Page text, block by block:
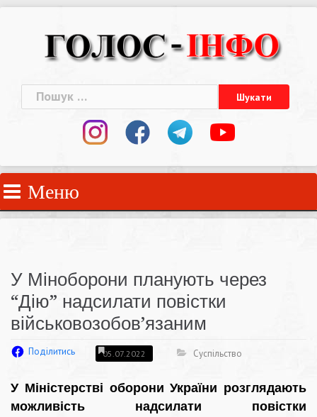
Пошук:
Меню
У Міноборони планують через
“Дію” надсилати повістки
військовозобов’язаним
Поділитись 05.07.2022 Суспільство
У Міністерстві оборони України розглядають
можливість надсилати повістки